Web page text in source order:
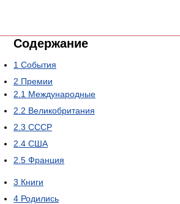
Содержание
1 События
2 Премии
2.1 Международные
2.2 Великобритания
2.3 СССР
2.4 США
2.5 Франция
3 Книги
4 Родились